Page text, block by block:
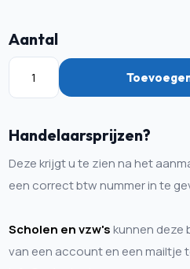
Aantal
Handelaarsprijzen?
Deze krijgt u te zien na het
een correct btw nummer in te
Scholen en vzw'skunnen deze
van een account en een mailtje